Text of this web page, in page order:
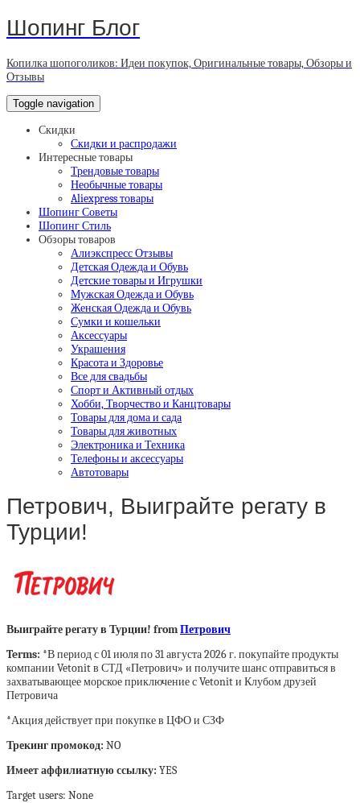
Шопинг Блог
Копилка шопоголиков: Идеи покупок, Оригинальные товары, Обзоры и
Отзывы
Toggle navigation
Скидки
Скидки и распродажи
Интересные товары
Трендовые товары
Необычные товары
Aliexpress товары
Шопинг Советы
Шопинг Стиль
Обзоры товаров
Алиэкспресс Отзывы
Детская Одежда и Обувь
Детские товары и Игрушки
Мужская Одежда и Обувь
Женская Одежда и Обувь
Сумки и кошельки
Аксессуары
Украшения
Красота и Здоровье
Все для свадьбы
Спорт и Активный отдых
Хобби, Творчество и Канцтовары
Товары для дома и сада
Товары для животных
Электроника и Техника
Телефоны и аксессуары
Автотовары
Петрович, Выиграйте регату в
Турции!
Выиграйте регату в Турции! fromПетрович
Terms: *В период с 01 июля по 31 августа 2026 г. покупайте продукты
компании Vetonit в СТД «Петрович» и получите шанс отправиться в
захватывающее морское приключение с Vetonit и Клубом друзей
Петровича
*Акция действует при покупке в ЦФО и СЗФ
Трекинг промокод: NO
Имеет аффилиатную ссылку: YES
Target users: None